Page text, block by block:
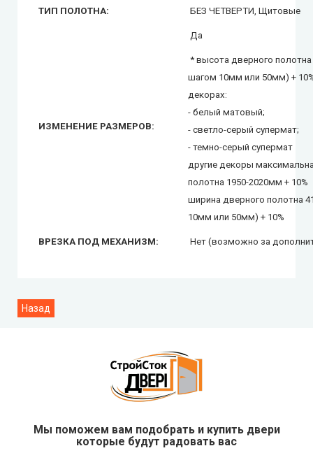
ТИП ПОЛОТНА: БЕЗ ЧЕТВЕРТИ, Щитовые
ИЗМЕНЕНИЕ РАЗМЕРОВ:
Да
* высота дверного
шагом 10мм или 50мм) +
декорах:
- белый матовый;
- светло-серый супермат;
- темно-серый супермат
другие декоры
полотна 1950-2020мм + 10%
ширина дверного полотна
10мм или 50мм) + 10%
ВРЕЗКА ПОД МЕХАНИЗМ: Нет (возможно за
Мы поможем вам подобрать и купить двери
которые будут радовать вас